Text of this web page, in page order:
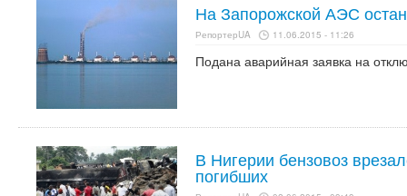
На Запорожской АЭС
РепортерUA 11.06.2015 - 11:26
Подана аварийная заявка на
В Нигерии бензовоз
погибших